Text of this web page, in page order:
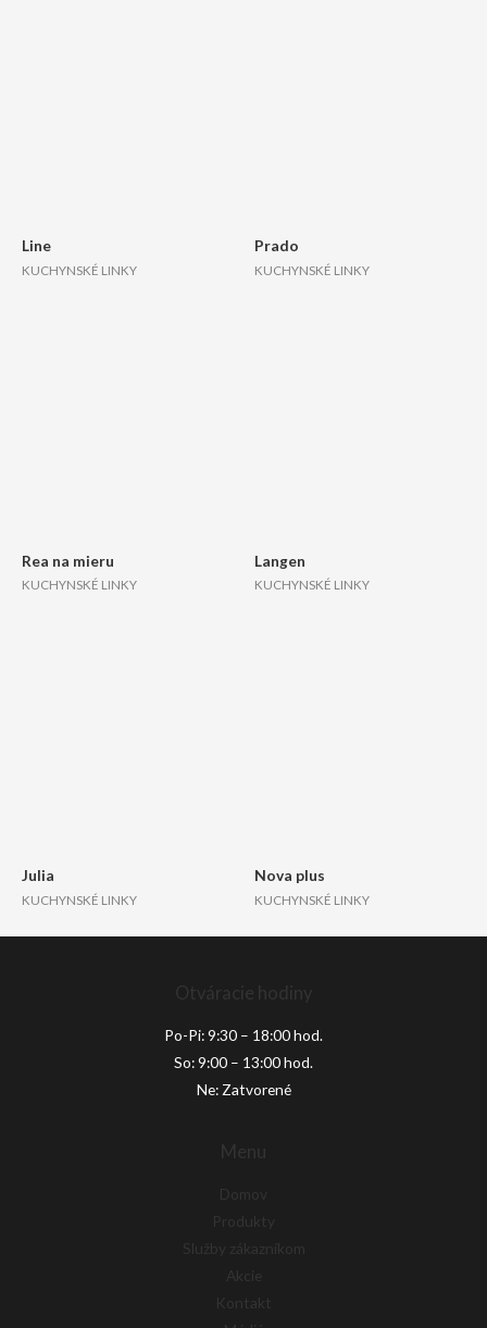
Line
KUCHYNSKÉ LINKY
Prado
KUCHYNSKÉ LINKY
Rea na mieru
KUCHYNSKÉ LINKY
Langen
KUCHYNSKÉ LINKY
Julia
KUCHYNSKÉ LINKY
Nova plus
KUCHYNSKÉ LINKY
Otváracie hodiny
Po-Pi: 9:30 – 18:00 hod.
So: 9:00 – 13:00 hod.
Ne: Zatvorené
Menu